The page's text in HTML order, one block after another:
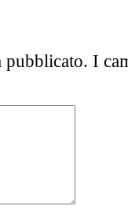
pubblicato. I